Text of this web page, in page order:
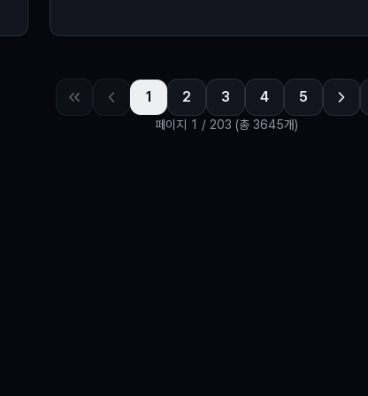
1 2 3 4 5
페이지 1 / 203 (총 3645개)